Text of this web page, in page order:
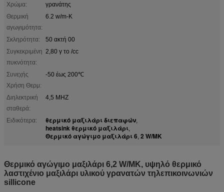
Χρώμα:
γρανάτης
Θερμική
αγωγιμότητα:
6.2 w/m-Κ
Σκληρότητα:
50 ακτή 00
Συγκεκριμένη
πυκνότητα:
2,80 γ το /cc
Συνεχής
Χρήση Θερμ:
-50 έως 200℃
Διηλεκτρική
σταθερά:
4,5 MHZ
Ειδικότερα: θερμικό μαξιλάρι διεπαφών,
heatsink θερμικό μαξιλάρι,
Θερμικό αγώγιμο μαξιλάρι 6, 2 W/MK
Θερμικό αγώγιμο μαξιλάρι 6,2 W/MK, υψηλό θερμικό
λαστιχένιο μαξιλάρι υλικού γρανατών τηλεπικοινωνιών
sillicone